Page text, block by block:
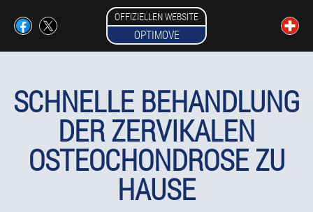
OFFIZIELLEN WEBSITE
OPTIMOVE
SCHNELLE BEHANDLUNG
DER ZERVIKALEN
OSTEOCHONDROSE ZU
HAUSE